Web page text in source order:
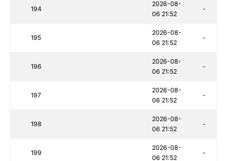
194
2026-08-
06 21:52
-
195
2026-08-
06 21:52
-
196
2026-08-
06 21:52
-
197
2026-08-
06 21:52
-
198
2026-08-
06 21:52
-
199
2026-08-
06 21:52
-